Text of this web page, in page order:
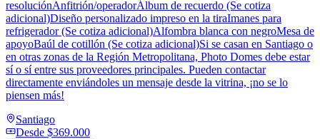
resoluciónAnfitrión/operadorÁlbum de recuerdo (Se cotiza
adicional)Diseño personalizado impreso en la tiraImanes para
refrigerador (Se cotiza adicional)Alfombra blanca con negroMesa de
apoyoBaúl de cotillón (Se cotiza adicional)Si se casan en Santiago o
en otras zonas de la Región Metropolitana, Photo Domes debe estar
sí o sí entre sus proveedores principales. Pueden contactar
directamente enviándoles un mensaje desde la vitrina, ¡no se lo
piensen más!
Santiago
Desde $369.000